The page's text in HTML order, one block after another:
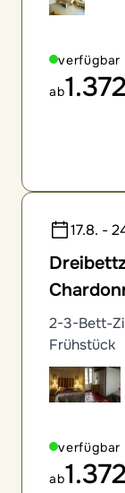
verfügbar
ab
17.8. -
2-3-Bett-
Frühstück
verfügbar
ab